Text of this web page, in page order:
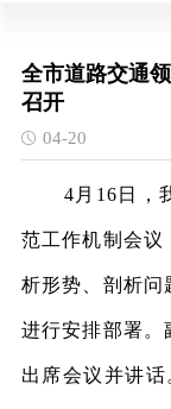
全市道路交通
召开
04-20
4月16日，
范工作机制会议
析形势、剖析问
进行安排部署。
出席会议并讲话